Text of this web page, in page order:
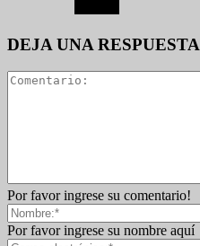
DEJA UNA RESPUESTA
Por favor ingrese su comentario!
Por favor ingrese su nombre aquí